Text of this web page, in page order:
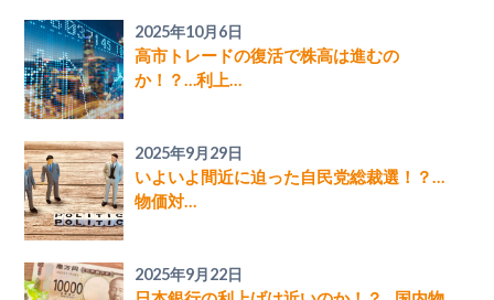
2025年10月6日
高市トレードの復活で株高は進むの
か！？…利上…
2025年9月29日
いよいよ間近に迫った自民党総裁選！？…
物価対…
2025年9月22日